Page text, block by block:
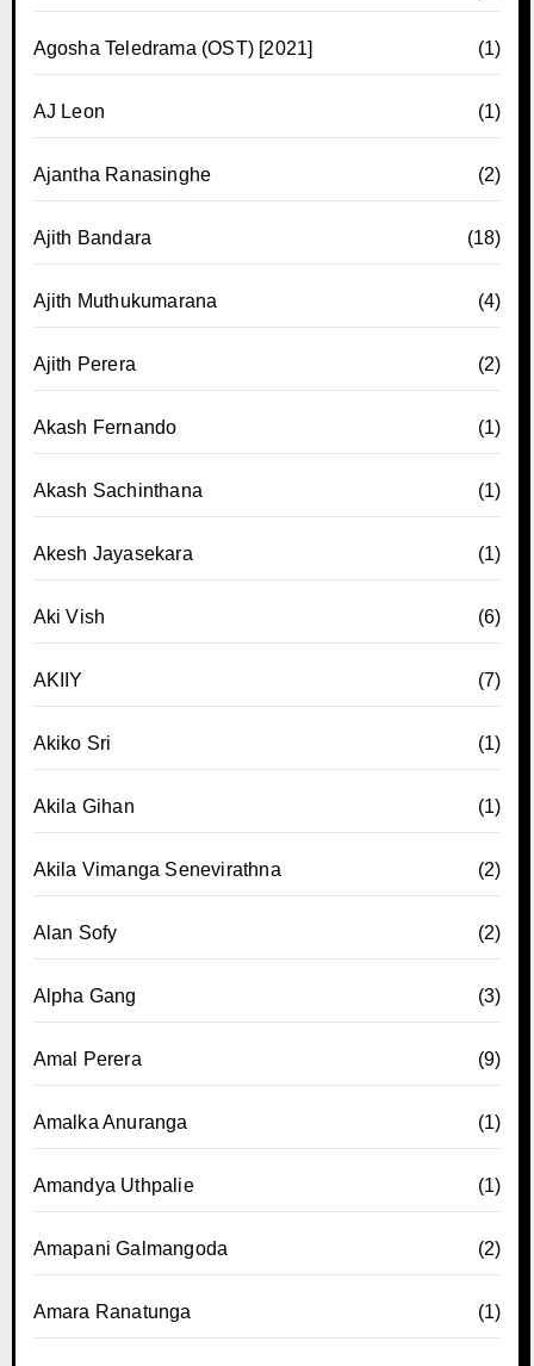
Agosha Teledrama (OST) [2021] (1)
AJ Leon (1)
Ajantha Ranasinghe (2)
Ajith Bandara (18)
Ajith Muthukumarana (4)
Ajith Perera (2)
Akash Fernando (1)
Akash Sachinthana (1)
Akesh Jayasekara (1)
Aki Vish (6)
AKIIY (7)
Akiko Sri (1)
Akila Gihan (1)
Akila Vimanga Senevirathna (2)
Alan Sofy (2)
Alpha Gang (3)
Amal Perera (9)
Amalka Anuranga (1)
Amandya Uthpalie (1)
Amapani Galmangoda (2)
Amara Ranatunga (1)